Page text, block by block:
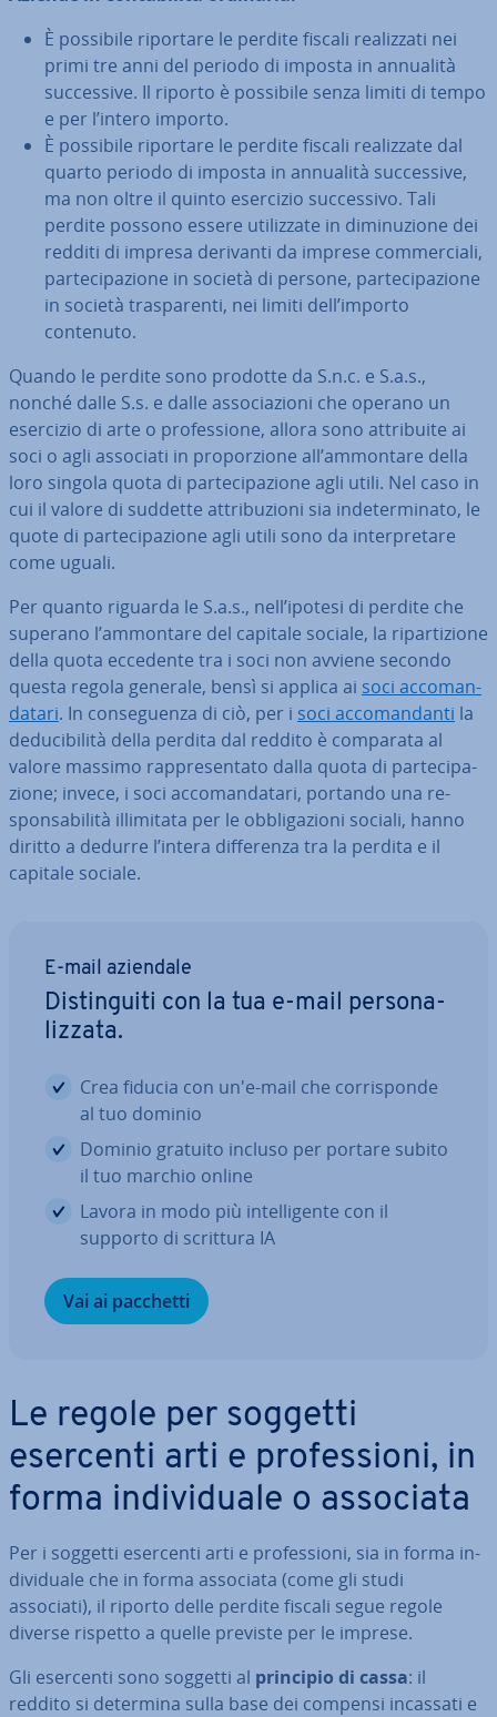
È possibile riportare le perdite fiscali rea­liz­za­ti nei
primi tre anni del periodo di imposta in annualità
suc­ces­si­ve. Il riporto è possibile senza limiti di tempo
e per l’intero importo.
È possibile riportare le perdite fiscali rea­liz­za­te dal
quarto periodo di imposta in annualità suc­ces­si­ve,
ma non oltre il quinto esercizio suc­ces­si­vo. Tali
perdite possono essere uti­liz­za­te in di­mi­nu­zio­ne dei
redditi di impresa derivanti da imprese com­mer­cia­li,
par­te­ci­pa­zio­ne in società di persone, par­te­ci­pa­zio­ne
in società tra­spa­ren­ti, nei limiti dell’importo
contenuto.
Quando le perdite sono prodotte da S.n.c. e S.a.s.,
nonché dalle S.s. e dalle as­so­cia­zio­ni che operano un
esercizio di arte o pro­fes­sio­ne, allora sono at­tri­bui­te ai
soci o agli associati in pro­por­zio­ne all’ammontare della
loro singola quota di par­te­ci­pa­zio­ne agli utili. Nel caso in
cui il valore di suddette at­tri­bu­zio­ni sia in­de­ter­mi­na­to, le
quote di par­te­ci­pa­zio­ne agli utili sono da in­ter­pre­ta­re
come uguali.
Per quanto riguarda le S.a.s., nell’ipotesi di perdite che
superano l’ammontare del capitale sociale, la ri­par­ti­zio­ne
della quota eccedente tra i soci non avviene secondo
questa regola generale, bensì si applica ai soci ac­co­man­
da­ta­ri. In con­se­guen­za di ciò, per i soci ac­co­man­dan­ti la
de­du­ci­bi­li­tà della perdita dal reddito è comparata al
valore massimo rap­pre­sen­ta­to dalla quota di par­te­ci­pa­
zio­ne; invece, i soci ac­co­man­da­ta­ri, portando una re­
spon­sa­bi­li­tà il­li­mi­ta­ta per le ob­bli­ga­zio­ni sociali, hanno
diritto a dedurre l’intera dif­fe­ren­za tra la perdita e il
capitale sociale.
E-mail aziendale
Di­stin­gui­ti con la tua e-mail per­so­na­
liz­za­ta.
Crea fiducia con un'e-mail che cor­ri­spon­de
al tuo dominio
Dominio gratuito incluso per portare subito
il tuo marchio online
Lavora in modo più in­tel­li­gen­te con il
supporto di scrittura IA
Vai ai pacchetti
Le regole per soggetti
esercenti arti e pro­fes­sio­ni, in
forma in­di­vi­dua­le o associata
Per i soggetti esercenti arti e pro­fes­sio­ni, sia in forma in­
di­vi­dua­le che in forma associata (come gli studi
associati), il riporto delle perdite fiscali segue regole
diverse rispetto a quelle previste per le imprese.
Gli esercenti sono soggetti al principio di cassa: il
reddito si determina sulla base dei compensi incassati e